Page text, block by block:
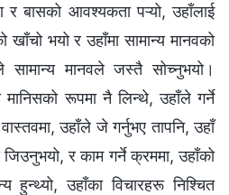
र बासको आवश्यकता पऱ्यो, उहाँलाई
भयो र उहाँमा सामान्य मानवको
मानवले जस्तै सोच्नुभयो।
मानिसको रूपमा नै लिन्थे, उहाँले गर्ने
उहाँले जे गर्नुभए तापनि, उहाँ
जिउनुभयो, र काम गर्ने क्रममा, उहाँको
हुन्थ्यो, उहाँका विचारहरू निश्चित